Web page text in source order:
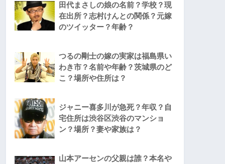
田代まさしの娘の名前？学校？現
在出所？志村けんとの関係？元嫁
のツイッター？年齢？
つるの剛士の嫁の実家は福島県い
わき市？名前や年齢？茨城県のど
こ？場所や住所は？
ジャニー喜多川が急死？年収？自
宅住所は渋谷区渋谷のマンショ
ン？場所？妻や家族は？
山本アーセンの父親は誰？本名や